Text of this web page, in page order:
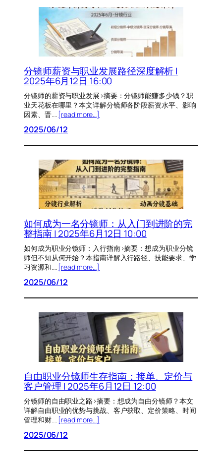
分镜师薪资与职业发展路径深度解析 |
2025年6月12日 16:00
分镜师的薪资与职业发展>摘要：分镜师能赚多少钱？职
业天花板在哪里？本文详解分镜师各阶段薪资水平、影响
因素、晋.… [read more…]
2025/06/12
如何成为一名分镜师：从入门到进阶的完
整指南 | 2025年6月12日 10:00
如何成为职业分镜师：入行指南>摘要：想成为职业分镜
师但不知从何开始？本指南详解入行路径、技能要求、学
习资源和.… [read more…]
2025/06/12
自由职业分镜师生存指南：接单、定价与
客户管理 | 2025年6月12日 12:00
分镜师的自由职业之路>摘要：想成为自由分镜师？本文
详解自由职业的优势与挑战、客户获取、定价策略、时间
管理和财.… [read more…]
2025/06/12